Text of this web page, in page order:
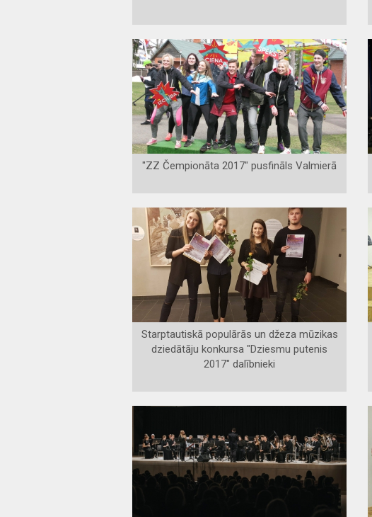
"ZZ Čempionāta 2017" pusfināls Valmierā
Starptautiskā populārās un džeza mūzikas
dziedātāju konkursa "Dziesmu putenis
2017" dalībnieki